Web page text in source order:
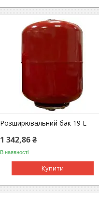
Розширювальний бак 19 L
1 342,86 ₴
В наявності
Купити